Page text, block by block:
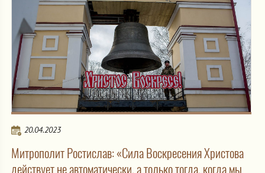
20.04.2023
Митрополит Ростислав: «Сила Воскресения Христова
действует не автоматически, а только тогда, когда мы